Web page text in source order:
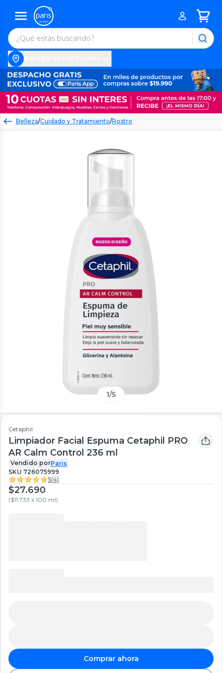
Belleza/Cuidado y Tratamiento/Rostro
1/5
Cetaphil
Limpiador Facial Espuma Cetaphil PRO
AR Calm Control 236 ml
Vendido porParis
SKU 726075999
5(4)
$27.690
($11.733 x 100 ml)
Comprar ahora